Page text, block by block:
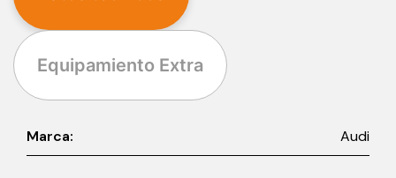
Equipamiento Extra
Marca: Audi